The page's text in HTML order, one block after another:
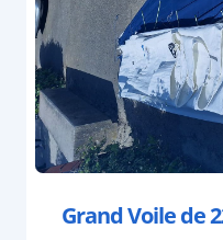
Grand Voile de